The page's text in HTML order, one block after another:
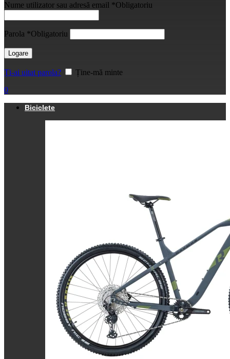
Nume utilizator sau adresă email *Obligatoriu
Parola *Obligatoriu
Logare
Ți-ai uitat parola?
Ține-mă minte
0
Biciclete